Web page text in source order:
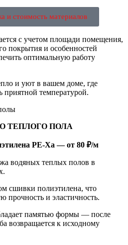
и стоимость материалов
с учетом площади помещения,
покрытия и особенностей
оптимальную работу
и уют в вашем доме, где
приятной температурой.
ТЕПЛОГО ПОЛА
PE-Xa — от 80 ₽/м
водяных теплых полов в
сшивки полиэтилена, что
прочность и эластичность.
памятью формы — после
возвращается к исходному